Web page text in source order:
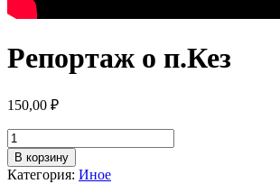
Репортаж о п.Кез
150,00 ₽
Количество
товара
Репортаж
о
В корзину
Категория: Иное